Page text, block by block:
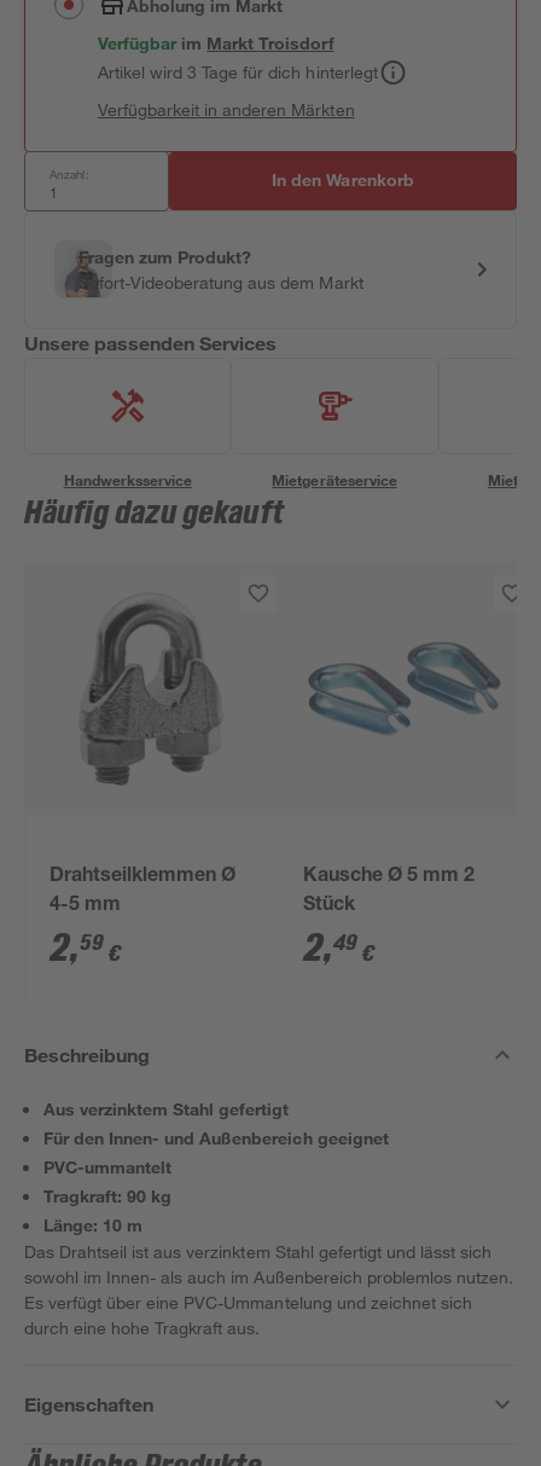
Abholung im Markt
Verfügbar im MarktTroisdorf
Artikel wird 3 Tage für dich hinterlegt
Verfügbarkeit in anderen Märkten
Anzahl: In den Warenkorb
Fragen zum Produkt?
Sofort-Videoberatung aus dem Markt
Unsere passenden Services
Handwerksservice Mietgeräteservice
Häufig dazu gekauft
Drahtseilklemmen Ø
4-5 mm
2,59 €
Kausche Ø 5 mm 2
Stück
2,49 €
Beschreibung
Aus verzinktem Stahl gefertigt
Für den Innen- und Außenbereich geeignet
PVC-ummantelt
Tragkraft: 90 kg
Länge: 10 m
Das Drahtseil ist aus verzinktem Stahl gefertigt und lässt sich
sowohl im Innen- als auch im Außenbereich problemlos nutzen.
Es verfügt über eine PVC-Ummantelung und zeichnet sich
durch eine hohe Tragkraft aus.
Eigenschaften